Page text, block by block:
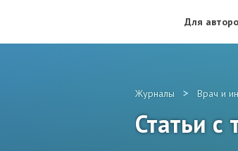
Для
Журналы > Врач и
Статьи с